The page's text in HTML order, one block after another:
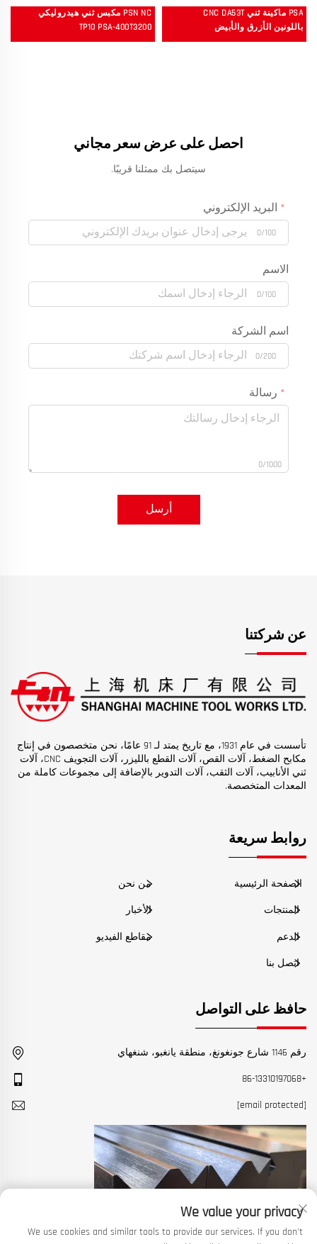
PSA ماكينة ثني CNC DA53T
باللونين الأزرق والأبيض
PSN NC مكبس ثني هيدروليكي
TP10 PSA-400T3200
احصل على عرض سعر مجاني
سيتصل بك ممثلنا قريبًا.
البريد الإلكتروني
0/100
الاسم
0/100
اسم الشركة
0/200
رسالة
0/1000
أرسل
عن شركتنا
تأسست في عام 1931، مع تاريخ يمتد لـ 91 عامًا، نحن متخصصون في إنتاج
مكابح الضغط، آلات القص، آلات القطع بالليزر، آلات التجويف CNC، آلات
ثني الأنابيب، آلات الثقب، آلات التدوير بالإضافة إلى مجموعات كاملة من
المعدات المتخصصة.
روابط سريعة
الصفحة الرئيسية من نحن
المنتجات الأخبار
الدعم مقاطع الفيديو
اتصل بنا
حافظ على التواصل
رقم 1146 شارع جونغونغ، منطقة يانغبو، شنغهاي
+86-13310197068
[email protected]
We value your privacy
We use cookies and similar tools to provide our services. If you don't